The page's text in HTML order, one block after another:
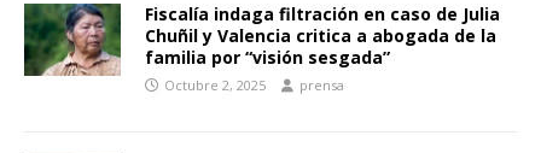
Fiscalía indaga filtración en caso de Julia
Chuñil y Valencia critica a abogada de la
familia por “visión sesgada”
Octubre 2, 2025 prensa